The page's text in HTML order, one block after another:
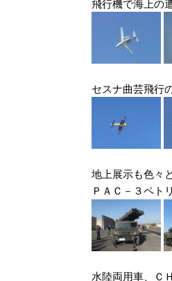
飛行機で海上の
セスナ曲芸飛行
地上展示も色々と
ＰＡＣ－３ペト
水陸両用車、Ｃ